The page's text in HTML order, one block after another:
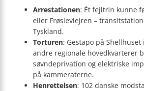
Arrestationen: Ét fejltrin kunne
eller Frøslevlejren –
Tyskland.
Torturen: Gestapo på
andre regionale hovedkvarterer
søvndeprivation og elektriske
på kammeraterne.
Henrettelsen: 102 danske